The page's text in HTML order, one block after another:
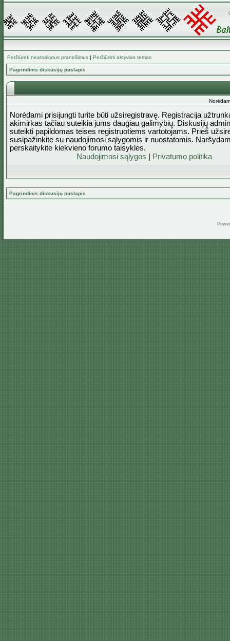
Peržiūrėti neatsakytus pranešimus | Peržiūrėti aktyvias temas
Pagrindinis diskusijų puslapis
Norėdami prisijungti turite būti užsiregistravę. Registracija
akimirkas tačiau suteikia jums daugiau galimybių. Diskusijų
suteikti papildomas teises registruotiems vartotojams. Prieš
susipažinkite su naudojimosi sąlygomis ir nuostatomis.
perskaitykite kiekvieno forumo taisykles.
Naudojimosi sąlygos
Privatumo politika
Pagrindinis diskusijų puslapis